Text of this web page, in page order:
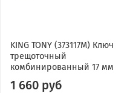
KING TONY (373117M) Ключ
трещоточный
комбинированный 17 мм
1 660 руб